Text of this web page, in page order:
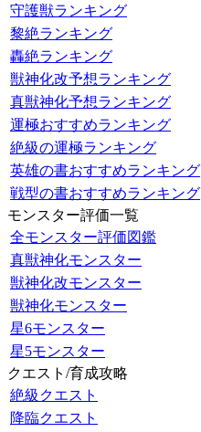
守護獣ランキング
黎絶ランキング
轟絶ランキング
獣神化改予想ランキング
真獣神化予想ランキング
運極おすすめランキング
絶級の運極ランキング
英雄の書おすすめランキング
戦型の書おすすめランキング
モンスター評価一覧
全モンスター評価図鑑
真獣神化モンスター
獣神化改モンスター
獣神化モンスター
星6モンスター
星5モンスター
クエスト/育成攻略
絶級クエスト
降臨クエスト